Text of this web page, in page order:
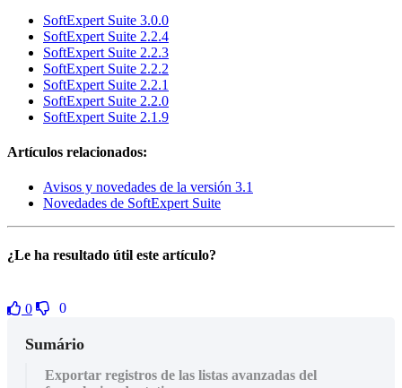
SoftExpert Suite 3.0.0
SoftExpert Suite 2.2.4
SoftExpert Suite 2.2.3
SoftExpert Suite 2.2.2
SoftExpert Suite 2.2.1
SoftExpert Suite 2.2.0
SoftExpert Suite 2.1.9
Artículos relacionados:
Avisos y novedades de la versión 3.1
Novedades de SoftExpert Suite
¿Le ha resultado útil este artículo?
0 0
Sumário
Exportar registros de las listas avanzadas del